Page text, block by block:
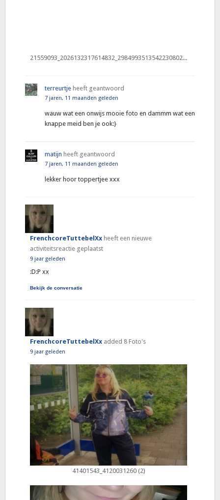
21559093_2026132317614832_2984993513542230802_n (3)
terreurtje heeft geantwoord
7 jaren, 11 maanden geleden
wauw wat een onwijs mooie foto en dammm wat een
knappe meid ben je ook:}
matijn heeft geantwoord
7 jaren, 11 maanden geleden
lekker hoor toppertjee xxx
FrenchcoreTuttebelXx heeft een nieuwe
activiteitsreactie geplaatst
9 jaar geleden
:D:P xx
Bekijk de conversatie
FrenchcoreTuttebelXx added 8 Foto's
9 jaar geleden
41401543_4120031260 (2)